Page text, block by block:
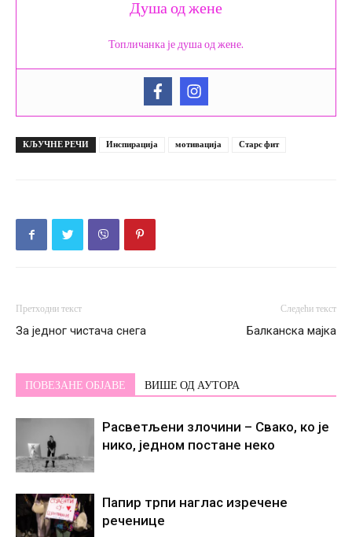
Душа од жене
Топличанка је душа од жене.
КЉУЧНЕ РЕЧИ Инспирација мотивација Старс фит
Претходни текст
За једног чистача снега
Следећи текст
Балканска мајка
ПОВЕЗАНЕ ОБЈАВЕ ВИШЕ ОД АУТОРА
Расветљени злочини – Свако, ко је
нико, једном постане некo
Папир трпи наглас изречене
реченице